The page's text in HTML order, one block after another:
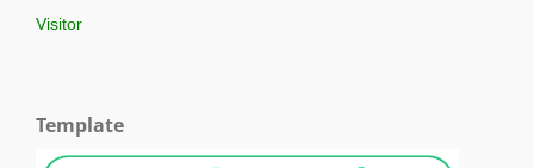
Visitor
Template